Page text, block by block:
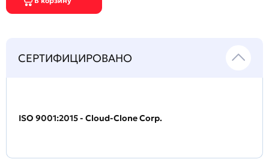
СЕРТИФИЦИРОВАНО
ISO 9001:2015 - Cloud-Clone Corp.